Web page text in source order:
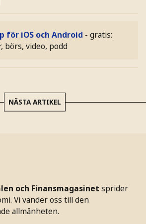
för iOS och Android - gratis:
börs, video, podd
NÄSTA ARTIKEL
och Finansmagasinet sprider
Vi vänder oss till den
allmänheten.